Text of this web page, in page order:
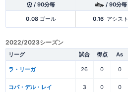
/ 90分毎 / 90分毎
0.08ゴール 0.16 アシスト
2022/2023シーズン
リーグ 試合 得点 As
ラ・リーガ 26 0 0
コパ・デル・レイ 3 0 0